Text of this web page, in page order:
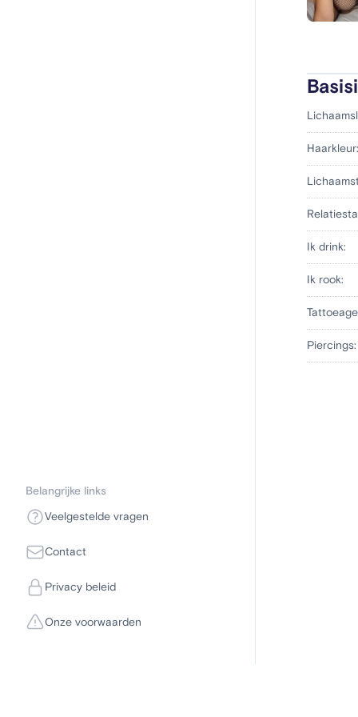
Belangrijke links
Veelgestelde vragen
Contact
Privacy beleid
Onze voorwaarden
Haarkleur:
Ik drink:
Ik rook:
Piercings: